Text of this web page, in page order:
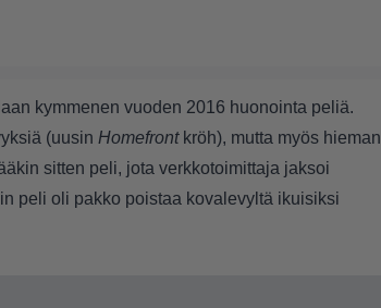
kymmenen vuoden 2016 huonointa peliä.
(uusin Homefrontkröh), mutta myös hieman
sitten peli, jota verkkotoimittaja jaksoi
peli oli pakko poistaa kovalevyltä ikuisiksi